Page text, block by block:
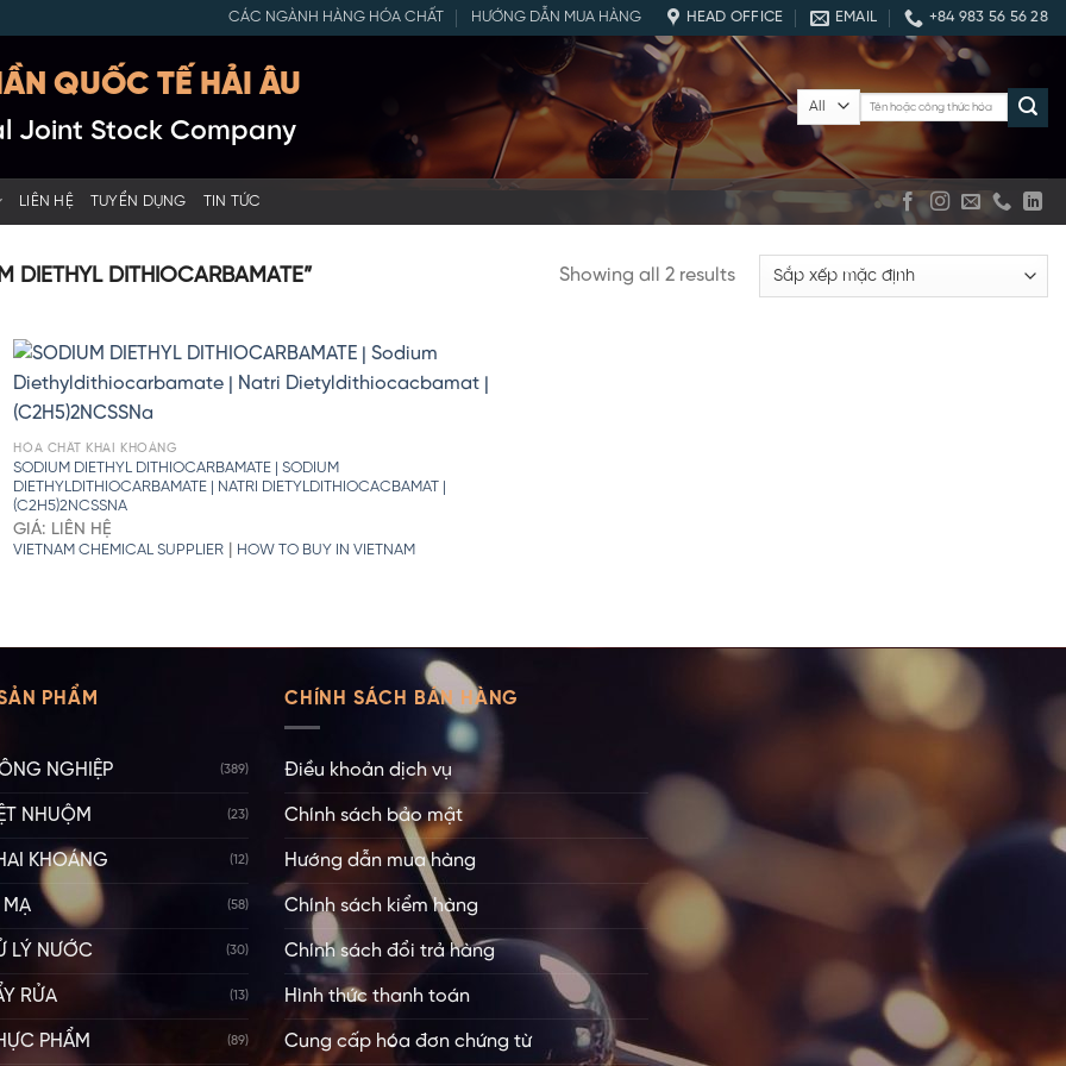
CÁC NGÀNH HÀNG HÓA CHẤT HƯỚNG DẪN MUA HÀNG HEAD OFFICE EMAIL +84 983 56 56 28
QUỐC TẾ HẢI ÂU
Joint Stock Company
Tìm
kiếm:
LIÊN HỆ TUYỂN DỤNG TIN TỨC
DIETHYL DITHIOCARBAMATE” Showing all 2 results
HÓA CHẤT KHAI KHOÁNG
SODIUM DIETHYL DITHIOCARBAMATE | SODIUM
DIETHYLDITHIOCARBAMATE | NATRI DIETYLDITHIOCACBAMAT |
(C2H5)2NCSSNA
GIÁ: LIÊN HỆ
VIETNAM CHEMICAL SUPPLIER HOW TO BUY IN VIETNAM
PHẨM
NGHIỆP (389)
NHUỘM (23)
KHOÁNG (12)
MẠ (58)
LÝ NƯỚC (30)
RỬA (13)
PHẨM (89)
CHÍNH SÁCH BÁN HÀNG
Điều khoản dịch vụ
Chính sách bảo mật
Hướng dẫn mua hàng
Chính sách kiểm hàng
Chính sách đổi trả hàng
Hình thức thanh toán
Cung cấp hóa đơn chứng từ